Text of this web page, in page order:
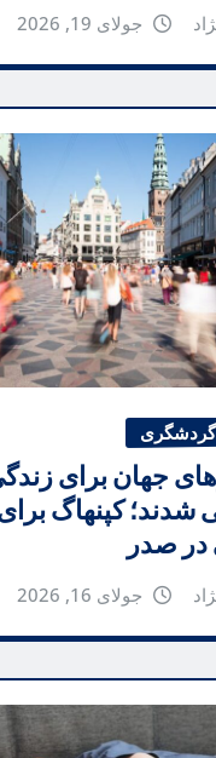
جولای 19, 2026
گردشگری
جهان برای
شدند؛ کپنهاگ
در صدر
جولای 16, 2026